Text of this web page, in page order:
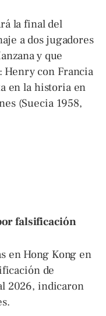
la final del
a dos jugadores
y que
Henry con Francia
en la historia en
(Suecia 1958,
falsificación
en Hong Kong en
de
2026, indicaron